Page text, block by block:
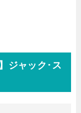
ジャック･ス